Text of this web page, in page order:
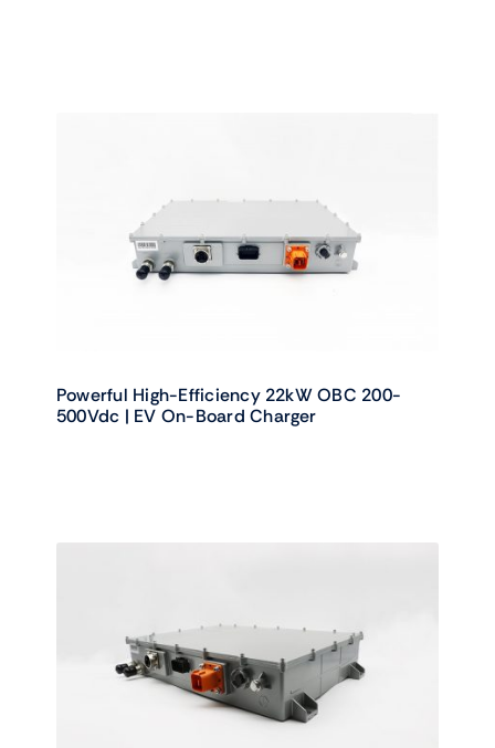
Powerful High-Efficiency 22kW OBC 200-
500Vdc | EV On-Board Charger